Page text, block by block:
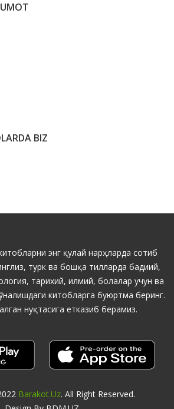
BIZ
энг қулай нарҳларда сотиб
турк ва бошқа тилларда бадиий,
тарихий, илмий, болалар учун ва
китобларга буюртма беринг.
нуқтасига етказиб берамиз.
Barakot.uz. All Right Reserved.